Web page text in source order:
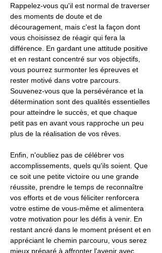
Rappelez-vous qu'il est normal de traverser
des moments de doute et de
découragement, mais c'est la façon dont
vous choisissez de réagir qui fera la
différence. En gardant une attitude positive
et en restant concentré sur vos objectifs,
vous pourrez surmonter les épreuves et
rester motivé dans votre parcours.
Souvenez-vous que la persévérance et la
détermination sont des qualités essentielles
pour atteindre le succès, et que chaque
petit pas en avant vous rapproche un peu
plus de la réalisation de vos rêves.
Enfin, n'oubliez pas de célébrer vos
accomplissements, quels qu'ils soient. Que
ce soit une petite victoire ou une grande
réussite, prendre le temps de reconnaître
vos efforts et de vous féliciter renforcera
votre estime de vous-même et alimentera
votre motivation pour les défis à venir. En
restant ancré dans le moment présent et en
appréciant le chemin parcouru, vous serez
mieux préparé à affronter l'avenir avec